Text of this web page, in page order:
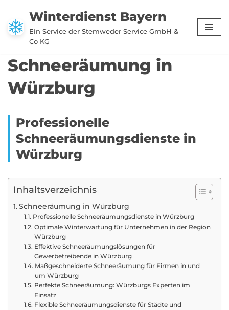
Zum
Inhalt
Winterdienst Bayern
Ein Service der Stemweder Service GmbH &
Co KG
Schneeräumung in
Würzburg
Professionelle
Schneeräumungsdienste in
Würzburg
Inhaltsverzeichnis
Schneeräumung in Würzburg
Professionelle Schneeräumungsdienste in Würzburg
Optimale Winterwartung für Unternehmen in der Region
Würzburg
Effektive Schneeräumungslösungen für
Gewerbetreibende in Würzburg
Maßgeschneiderte Schneeräumung für Firmen in und
um Würzburg
Perfekte Schneeräumung: Würzburgs Experten im
Einsatz
Flexible Schneeräumungsdienste für Städte und